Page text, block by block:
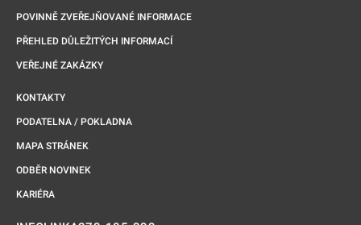
POVINNĚ ZVEŘEJŇOVANÉ INFORMACE
PŘEHLED DŮLEŽITÝCH INFORMACÍ
VEŘEJNÉ ZAKÁZKY
KONTAKTY
PODATELNA / POKLADNA
MAPA STRÁNEK
ODBĚR NOVINEK
KARIÉRA